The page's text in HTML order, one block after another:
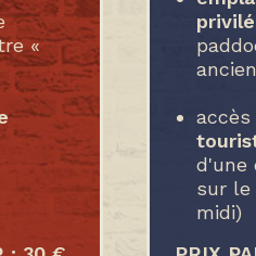
«
accès
d'une
sur le
midi)